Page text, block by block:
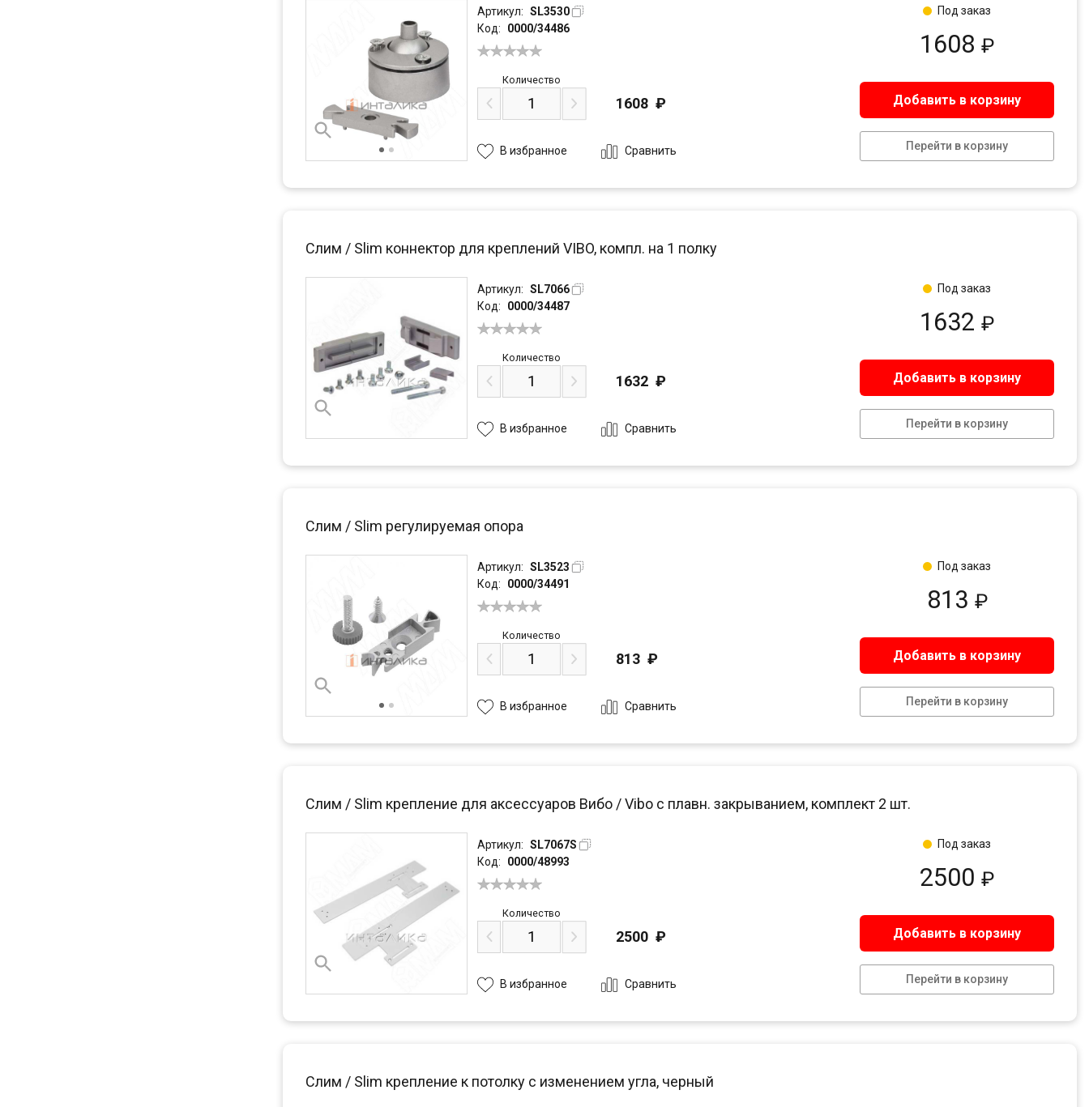
Артикул: SL3530
Код:
0000/34486
1608 ₽
Количество
1608 ₽ Добавить в корзину
Перейти в корзину
В избранное Сравнить
Под заказ
Слим / Slim коннектор для креплений VIBO, компл. на 1 полку
Артикул: SL7066
Код:
0000/34487
1632 ₽
Количество
1632 ₽ Добавить в корзину
Перейти в корзину
В избранное Сравнить
Под заказ
Слим / Slim регулируемая опора
Артикул: SL3523
Код:
0000/34491
813 ₽
Количество
813 ₽ Добавить в корзину
Перейти в корзину
В избранное Сравнить
Под заказ
Слим / Slim крепление для аксессуаров Вибо / Vibo с плавн. закрыванием, комплект 2 шт.
Артикул: SL7067S
Код:
0000/48993
2500 ₽
Количество
2500 ₽ Добавить в корзину
Перейти в корзину
В избранное Сравнить
Под заказ
Слим / Slim крепление к потолку с изменением угла, черный